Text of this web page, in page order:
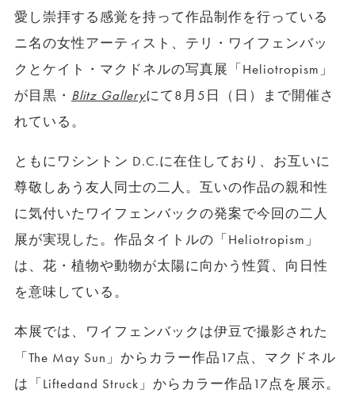
愛し崇拝する感覚を持って作品制作を行っている
ニ名の女性アーティスト、テリ・ワイフェンバッ
クとケイト・マクドネルの写真展「Heliotropism」
が目黒・ Blitz Galleryにて8月5日（日）まで開催さ
れている。
ともにワシントン D.C.に在住しており、お互いに
尊敬しあう友人同士の二人。互いの作品の親和性
に気付いたワイフェンバックの発案で今回の二人
展が実現した。作品タイトルの「Heliotropism」
は、花・植物や動物が太陽に向かう性質、向日性
を意味している。
本展では、ワイフェンバックは伊豆で撮影された
「The May Sun」からカラー作品17点、マクドネル
は「Liftedand Struck」からカラー作品17点を展示。